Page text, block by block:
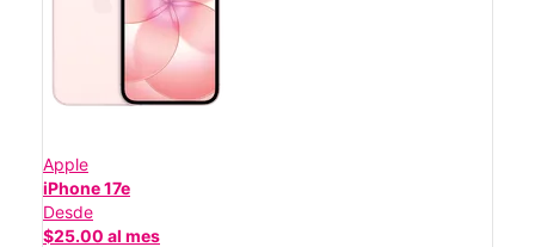
Apple
iPhone 17e
Desde
$25.00 al mes